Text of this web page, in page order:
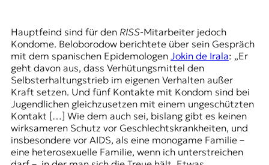
Hauptfeind sind für den RISS-Mitarbeiter jedoch
Kondome. Beloborodow berichtete über sein Gespräch
mit dem spanischen Epidemologen Jokin de Irala: „Er
geht davon aus, dass Verhütungsmittel den
Selbsterhaltungstrieb im eigenen Verhalten außer
Kraft setzen. Und fünf Kontakte mit Kondom sind bei
Jugendlichen gleichzusetzen mit einem ungeschützten
Kontakt […] Wie dem auch sei, bislang gibt es keinen
wirksameren Schutz vor Geschlechtskrankheiten, und
insbesondere vor AIDS, als eine monogame Familie –
eine heterosexuelle Familie, wenn ich unterstreichen